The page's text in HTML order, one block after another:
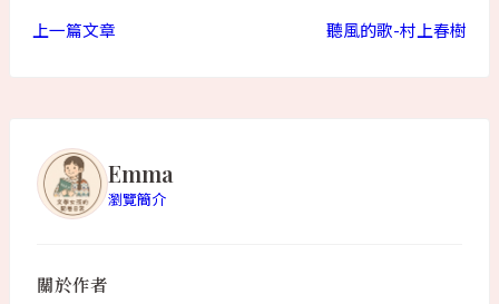
上一篇文章 聽風的歌-村上春樹
Emma
瀏覽簡介
關於作者